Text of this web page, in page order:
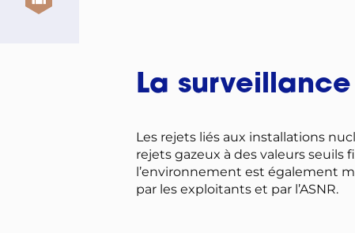
La
Les rejets liés aux installations
rejets gazeux à des valeurs seuils
l’environnement est également
par les exploitants et par l’ASNR.